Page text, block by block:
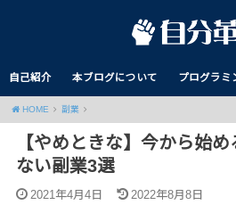
自己紹介 本ブログについて プログラミ
HOME 副業
【やめときな】今から始
ない副業3選
2021年4月4日 2022年8月8日